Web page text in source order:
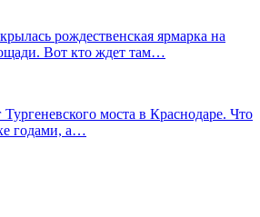
рождественская ярмарка на
Вот кто ждет там…
моста в Краснодаре. Что
годами, а…